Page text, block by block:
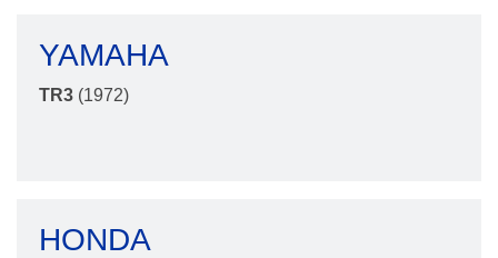
YAMAHA
TR3 (1972)
HONDA